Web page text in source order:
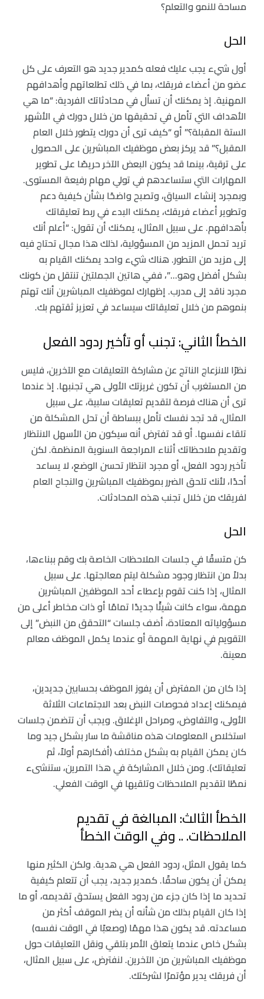
مساحة للنمو والتعلم؟
الحل
أول شيء يجب عليك فعله كمدير جديد هو التعرف على كل
عضو من أعضاء فريقك، بما في ذلك تطلعاتهم وأهدافهم
المهنية. إذ يمكنك أن تسأل في محادثاتك الفردية: “ما هي
الأهداف التي تأمل في تحقيقها من خلال دورك في الأشهر
الستة المقبلة؟” أو “كيف ترى أن دورك يتطور خلال العام
المقبل؟” قد يركز بعض موظفيك المباشرين على الحصول
على ترقية، بينما قد يكون البعض الآخر حريصًا على تطوير
المهارات التي ستساعدهم في تولي مهام رفيعة المستوى.
وبمجرد إنشاء السياق، وتصبح واضحًا بشأن كيفية دعم
وتطوير أعضاء فريقك، يمكنك البدء في ربط تعليقاتك
بأهدافهم. على سبيل المثال، يمكنك أن تقول: “أعلم أنك
تريد تحمل المزيد من المسؤولية، لذلك هذا مجال تحتاج فيه
إلى مزيد من التطور. هناك شيء واحد يمكنك القيام به
بشكل أفضل وهو…”، ففي هاتين الجملتين تنتقل من كونك
مجرد ناقد إلى مدرب. إظهارك لموظفيك المباشرين أنك تهتم
بنموهم من خلال تعليقاتك سيساعد في تعزيز ثقتهم بك.
الخطأ الثاني: تجنب أو تأخير ردود الفعل
نظرًا للانزعاج الناتج عن مشاركة التعليقات مع الآخرين، فليس
من المستغرب أن تكون غريزتك الأولى هي تجنبها. إذ عندما
ترى أن هناك فرصة لتقديم تعليقات سلبية، على سبيل
المثال، قد تجد نفسك تأمل ببساطة أن تحل المشكلة من
تلقاء نفسها. أو قد تفترض أنه سيكون من الأسهل الانتظار
وتقديم ملاحظاتك أثناء المراجعة السنوية المنظمة. لكن
تأخير ردود الفعل، أو مجرد انتظار تحسن الوضع، لا يساعد
أحدًا، لأنك تلحق الضرر بموظفيك المباشرين والنجاح العام
لفريقك من خلال تجنب هذه المحادثات.
الحل
كن متسقًا في جلسات الملاحظات الخاصة بك وقم ببناءها،
بدلاً من انتظار وجود مشكلة ليتم معالجتها. على سبيل
المثال، إذا كنت تقوم بإعطاء أحد الموظفين المباشرين
مهمة، سواء كانت شيئًا جديدًا تمامًا أو ذات مخاطر أعلى من
مسؤولياته المعتادة، أضف جلسات “التحقق من النبض” إلى
التقويم في نهاية المهمة أو عندما يكمل الموظف معالم
معينة.
إذا كان من المفترض أن يفوز الموظف بحسابين جديدين،
فيمكنك إعداد فحوصات النبض بعد الاجتماعات الثلاثة
الأولى، والتفاوض، ومراحل الإغلاق. ويجب أن تتضمن جلسات
استخلاص المعلومات هذه مناقشة ما سار بشكل جيد وما
كان يمكن القيام به بشكل مختلف (أفكارهم أولاً، ثم
تعليقاتك). ومن خلال المشاركة في هذا التمرين، ستنشىء
نمطًا لتقديم الملاحظات وتلقيها في الوقت الفعلي.
الخطأ الثالث: المبالغة في تقديم
الملاحظات. .. وفي الوقت الخطأ
كما يقول المثل، ردود الفعل هي هدية. ولكن الكثير منها
يمكن أن يكون ساحقًا. كمدير جديد، يجب أن تتعلم كيفية
تحديد ما إذا كان جزء من ردود الفعل يستحق تقديمه، أو ما
إذا كان القيام بذلك من شأنه أن يضر الموقف أكثر من
مساعدته. قد يكون هذا مهمًا (وصعبًا في الوقت نفسه)
بشكل خاص عندما يتعلق الأمر بتلقي ونقل التعليقات حول
موظفيك المباشرين من الآخرين. لنفترض، على سبيل المثال،
أن فريقك يدير مؤتمرًا لشركتك.